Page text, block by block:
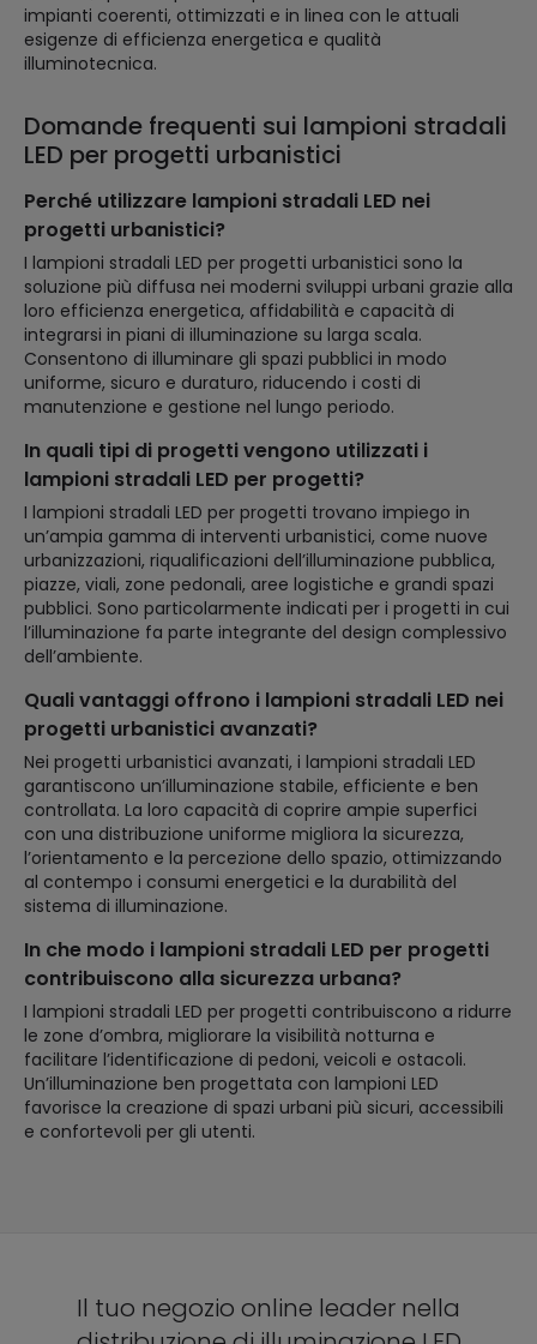
impianti coerenti, ottimizzati e in linea con le attuali
esigenze di efficienza energetica e qualità
illuminotecnica.
Domande frequenti sui lampioni stradali
LED per progetti urbanistici
Perché utilizzare lampioni stradali LED nei
progetti urbanistici?
I lampioni stradali LED per progetti urbanistici sono la
soluzione più diffusa nei moderni sviluppi urbani grazie alla
loro efficienza energetica, affidabilità e capacità di
integrarsi in piani di illuminazione su larga scala.
Consentono di illuminare gli spazi pubblici in modo
uniforme, sicuro e duraturo, riducendo i costi di
manutenzione e gestione nel lungo periodo.
In quali tipi di progetti vengono utilizzati i
lampioni stradali LED per progetti?
I lampioni stradali LED per progetti trovano impiego in
un’ampia gamma di interventi urbanistici, come nuove
urbanizzazioni, riqualificazioni dell’illuminazione pubblica,
piazze, viali, zone pedonali, aree logistiche e grandi spazi
pubblici. Sono particolarmente indicati per i progetti in cui
l’illuminazione fa parte integrante del design complessivo
dell’ambiente.
Quali vantaggi offrono i lampioni stradali LED nei
progetti urbanistici avanzati?
Nei progetti urbanistici avanzati, i lampioni stradali LED
garantiscono un’illuminazione stabile, efficiente e ben
controllata. La loro capacità di coprire ampie superfici
con una distribuzione uniforme migliora la sicurezza,
l’orientamento e la percezione dello spazio, ottimizzando
al contempo i consumi energetici e la durabilità del
sistema di illuminazione.
In che modo i lampioni stradali LED per progetti
contribuiscono alla sicurezza urbana?
I lampioni stradali LED per progetti contribuiscono a ridurre
le zone d’ombra, migliorare la visibilità notturna e
facilitare l’identificazione di pedoni, veicoli e ostacoli.
Un’illuminazione ben progettata con lampioni LED
favorisce la creazione di spazi urbani più sicuri, accessibili
e confortevoli per gli utenti.
Il tuo negozio online leader nella